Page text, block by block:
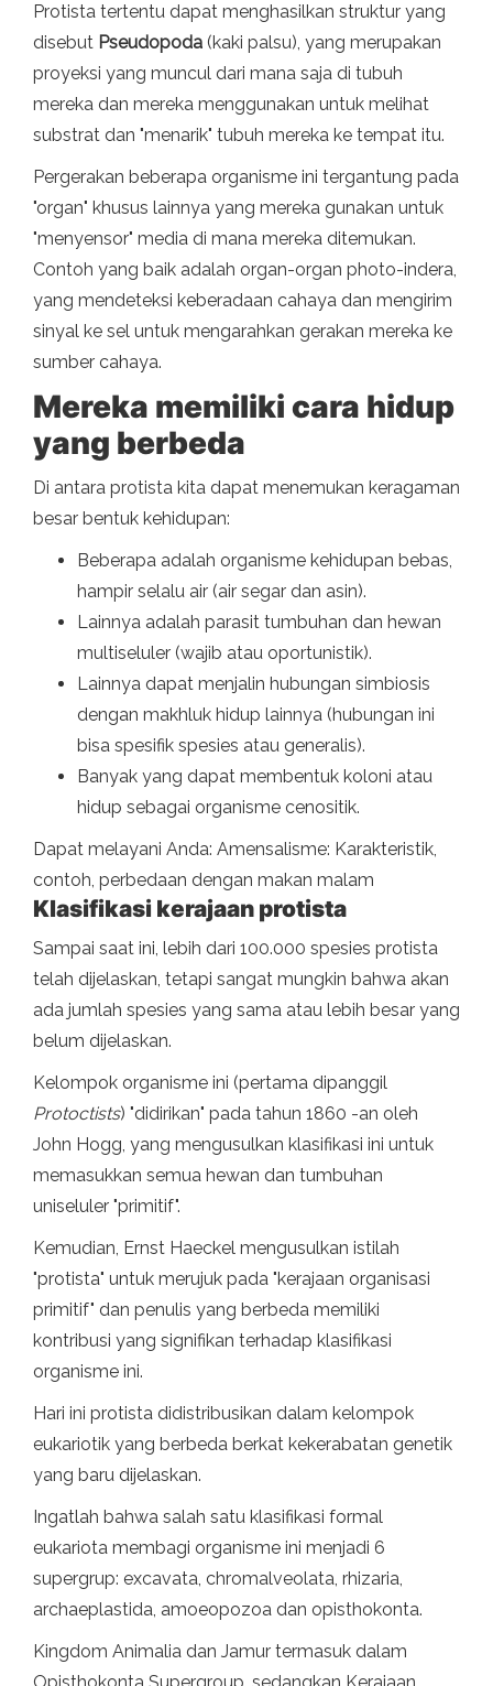
Protista tertentu dapat menghasilkan struktur yang
disebut Pseudopoda (kaki palsu), yang merupakan
proyeksi yang muncul dari mana saja di tubuh
mereka dan mereka menggunakan untuk melihat
substrat dan "menarik" tubuh mereka ke tempat itu.
Pergerakan beberapa organisme ini tergantung pada
"organ" khusus lainnya yang mereka gunakan untuk
"menyensor" media di mana mereka ditemukan.
Contoh yang baik adalah organ-organ photo-indera,
yang mendeteksi keberadaan cahaya dan mengirim
sinyal ke sel untuk mengarahkan gerakan mereka ke
sumber cahaya.
Mereka memiliki cara hidup
yang berbeda
Di antara protista kita dapat menemukan keragaman
besar bentuk kehidupan:
Beberapa adalah organisme kehidupan bebas,
hampir selalu air (air segar dan asin).
Lainnya adalah parasit tumbuhan dan hewan
multiseluler (wajib atau oportunistik).
Lainnya dapat menjalin hubungan simbiosis
dengan makhluk hidup lainnya (hubungan ini
bisa spesifik spesies atau generalis).
Banyak yang dapat membentuk koloni atau
hidup sebagai organisme cenositik.
Dapat melayani Anda: Amensalisme: Karakteristik,
contoh, perbedaan dengan makan malam
Klasifikasi kerajaan protista
Sampai saat ini, lebih dari 100.000 spesies protista
telah dijelaskan, tetapi sangat mungkin bahwa akan
ada jumlah spesies yang sama atau lebih besar yang
belum dijelaskan.
Kelompok organisme ini (pertama dipanggil
Protoctists) "didirikan" pada tahun 1860 -an oleh
John Hogg, yang mengusulkan klasifikasi ini untuk
memasukkan semua hewan dan tumbuhan
uniseluler "primitif".
Kemudian, Ernst Haeckel mengusulkan istilah
"protista" untuk merujuk pada "kerajaan organisasi
primitif" dan penulis yang berbeda memiliki
kontribusi yang signifikan terhadap klasifikasi
organisme ini.
Hari ini protista didistribusikan dalam kelompok
eukariotik yang berbeda berkat kekerabatan genetik
yang baru dijelaskan.
Ingatlah bahwa salah satu klasifikasi formal
eukariota membagi organisme ini menjadi 6
supergrup: excavata, chromalveolata, rhizaria,
archaeplastida, amoeopozoa dan opisthokonta.
Kingdom Animalia dan Jamur termasuk dalam